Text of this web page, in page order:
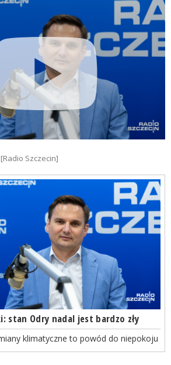
Szczecin]
stan Odry nadal jest bardzo zły
klimatyczne to powód do niepokoju